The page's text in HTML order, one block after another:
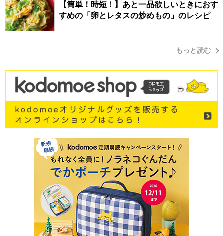
【簡単！時短！】あと一品欲しいときにおす
すめの「卵とレタスの炒めもの」のレシピ
もっと読む